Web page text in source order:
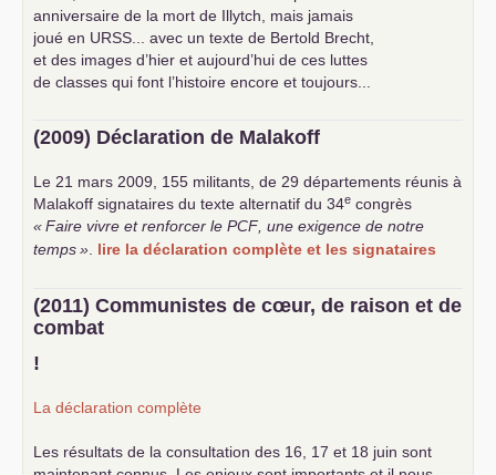
anniversaire de la mort de Illytch, mais jamais
joué en URSS... avec un texte de Bertold Brecht,
et des images d’hier et aujourd’hui de ces luttes
de classes qui font l’histoire encore et toujours...
(2009) Déclaration de Malakoff
Le 21 mars 2009, 155 militants, de 29 départements réunis à
Malakoff signataires du texte alternatif du 34e congrès
«Faire vivre et renforcer le PCF, une exigence de notre
temps». lire la déclaration complète et les signataires
(2011) Communistes de cœur, de raison et de
combat
!
La déclaration complète
Les résultats de la consultation des 16, 17 et 18 juin sont